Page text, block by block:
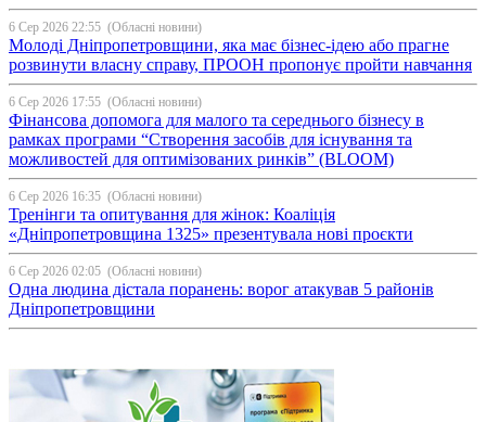
6 Сер 2026 22:55 (Обласні новини)
Молоді Дніпропетровщини, яка має бізнес-ідею або прагне
розвинути власну справу, ПРООН пропонує пройти навчання
6 Сер 2026 17:55 (Обласні новини)
Фінансова допомога для малого та середнього бізнесу в
рамках програми “Створення засобів для існування та
можливостей для оптимізованих ринків” (BLOOM)
6 Сер 2026 16:35 (Обласні новини)
Тренінги та опитування для жінок: Коаліція
«Дніпропетровщина 1325» презентувала нові проєкти
6 Сер 2026 02:05 (Обласні новини)
Одна людина дістала поранень: ворог атакував 5 районів
Дніпропетровщини